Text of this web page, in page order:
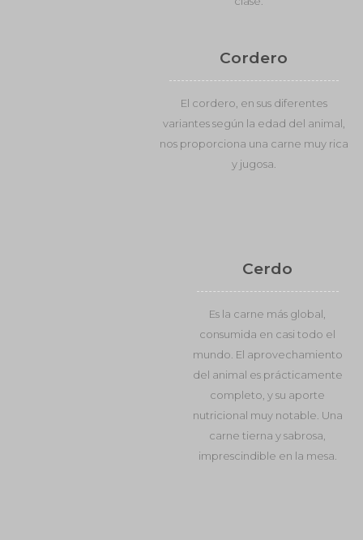
Cordero
El cordero, en sus diferentes
variantes según la edad del animal,
nos proporciona una carne muy rica
y jugosa.
Cerdo
Es la carne más global,
consumida en casi todo el
mundo. El aprovechamiento
del animal es prácticamente
completo, y su aporte
nutricional muy notable. Una
carne tierna y sabrosa,
imprescindible en la mesa.